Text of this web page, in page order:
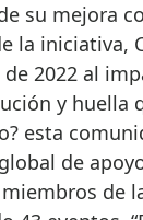
su mejora
la iniciativa,
2022 al
y huella
esta
de
miembros de